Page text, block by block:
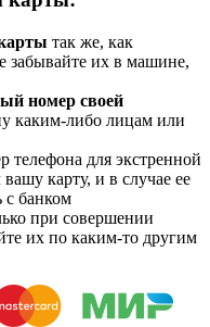
так же, как
забывайте их в машине,
номер своей
каким-либо лицам или
телефона для экстренной
карту, и в случае ее
с банком
при совершении
их по каким-то другим